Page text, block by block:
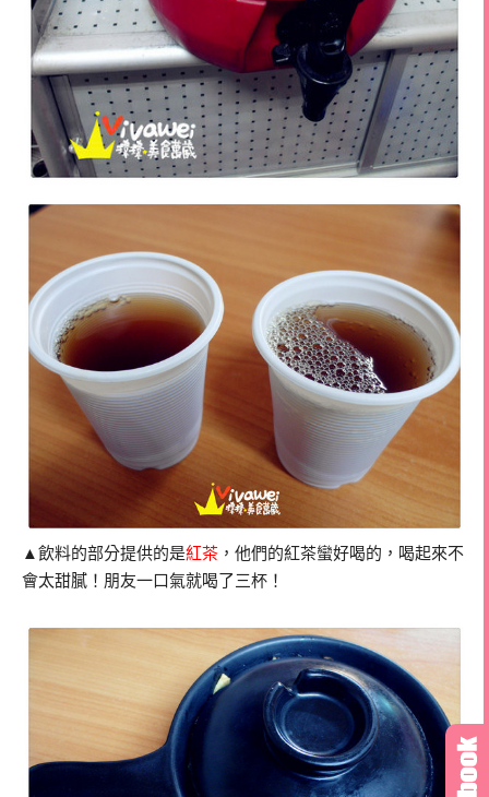
▲飲料的部分提供的是紅茶 ，他們的紅茶蠻好喝的，喝起來不
會太甜膩！朋友一口氣就喝了三杯！